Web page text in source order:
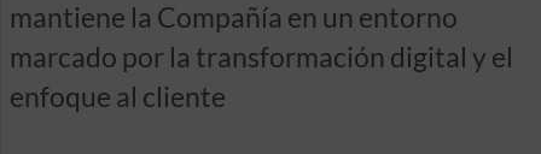
mantiene la Compañía en un entorno
marcado por la transformación digital y el
enfoque al cliente